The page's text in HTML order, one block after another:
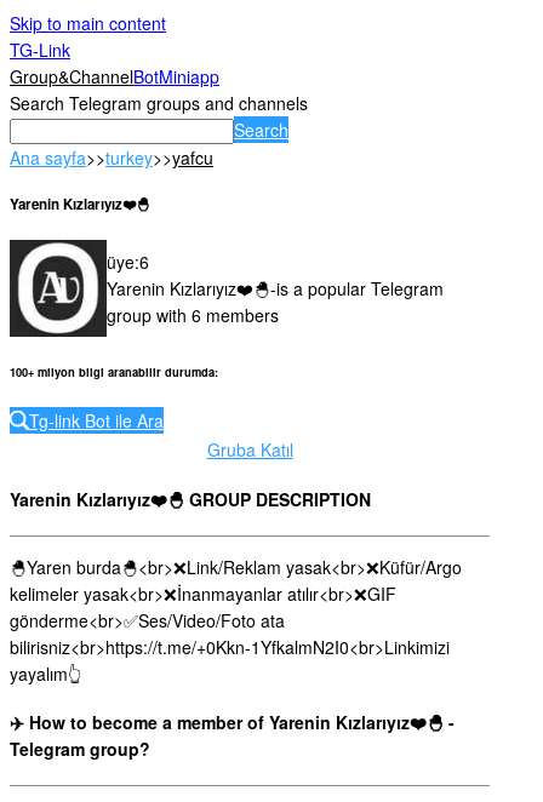
Skip to main content
TG-Link
Group&ChannelBotMiniapp
Search Telegram groups and channels
Search
Ana sayfa>>turkey>>yafcu
Yarenin Kızlarıyız❤️🐣
üye:6
Yarenin Kızlarıyız❤️🐣-is a popular Telegram
group with 6 members
100+ milyon bilgi aranabilir durumda:
Tg-link Bot ile Ara
Gruba Katıl
Yarenin Kızlarıyız❤️🐣 GROUP DESCRIPTION
🐣Yaren burda🐣<br>❌Link/Reklam yasak<br>❌Küfür/Argo
kelimeler yasak<br>❌İnanmayanlar atılır<br>❌GIF
gönderme<br>✅Ses/Video/Foto ata
bilirisniz<br>https://t.me/+0Kkn-1YfkalmN2I0<br>Linkimizi
yayalım👆
✈️ How to become a member of Yarenin Kızlarıyız❤️🐣 -
Telegram group?